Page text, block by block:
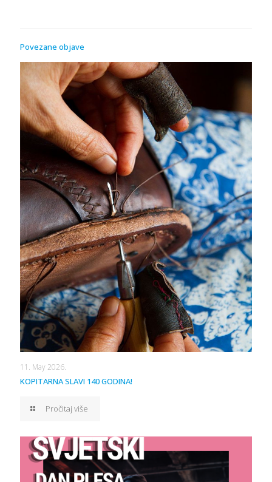
Povezane objave
11. May 2026.
KOPITARNA SLAVI 140 GODINA!
Pročitaj više